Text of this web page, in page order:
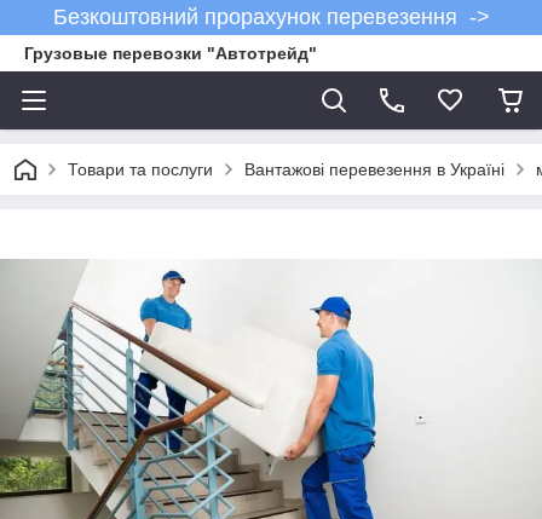
Безкоштовний прорахунок перевезення ->
Грузовые перевозки "Автотрейд"
Товари та послуги Вантажові перевезення в Україні